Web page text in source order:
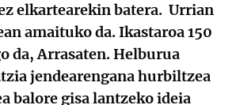
elkartearekin batera. Urrian
amaituko da. Ikastaroa 150
da, Arrasaten. Helburua
jendearengana hurbiltzea
balore gisa lantzeko ideia